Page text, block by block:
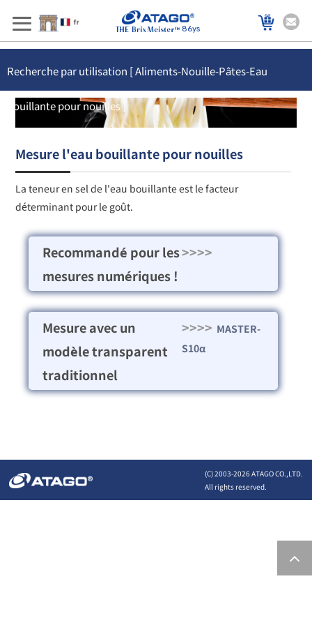
86ys
Recherche par utilisation [ Aliments-Nouille-Pâtes-Eau
bouillante pour nouilles ]
Mesure l'eau bouillante pour nouilles
La teneur en sel de l'eau bouillante est le facteur
déterminant pour le goût.
Recommandé pour les
mesures numériques !
>>>>
Mesure avec un
modèle transparent
traditionnel
>>>> MASTER-
S10α
(C) 2003-2026 ATAGO CO.,LTD.
All rights reserved.